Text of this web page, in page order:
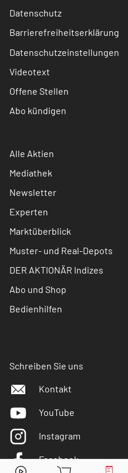
Datenschutz
Barrierefreiheitserklärung
Datenschutzeinstellungen
Videotext
Offene Stellen
Abo kündigen
Alle Aktien
Mediathek
Newsletter
Experten
Marktüberblick
Muster- und Real-Depots
DER AKTIONÄR Indizes
Abo und Shop
Bedienhilfen
Schreiben Sie uns
Kontakt
YouTube
Instagram
Facebook